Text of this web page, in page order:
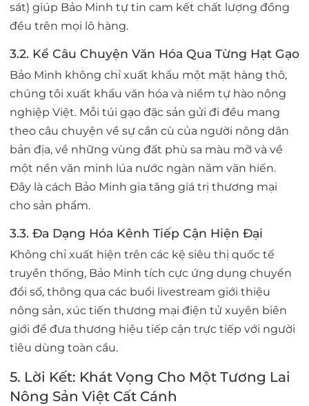
sát) giúp Bảo Minh tự tin cam kết chất lượng đồng
đều trên mọi lô hàng.
3.2. Kể Câu Chuyện Văn Hóa Qua Từng Hạt Gạo
Bảo Minh không chỉ xuất khẩu một mặt hàng thô,
chúng tôi xuất khẩu văn hóa và niềm tự hào nông
nghiệp Việt. Mỗi túi gạo đặc sản gửi đi đều mang
theo câu chuyện về sự cần cù của người nông dân
bản địa, về những vùng đất phù sa màu mỡ và về
một nền văn minh lúa nước ngàn năm văn hiến.
Đây là cách Bảo Minh gia tăng giá trị thương mại
cho sản phẩm.
3.3. Đa Dạng Hóa Kênh Tiếp Cận Hiện Đại
Không chỉ xuất hiện trên các kệ siêu thị quốc tế
truyền thống, Bảo Minh tích cực ứng dụng chuyển
đổi số, thông qua các buổi livestream giới thiệu
nông sản, xúc tiến thương mại điện tử xuyên biên
giới để đưa thương hiệu tiếp cận trực tiếp với người
tiêu dùng toàn cầu.
5. Lời Kết: Khát Vọng Cho Một Tương Lai
Nông Sản Việt Cất Cánh